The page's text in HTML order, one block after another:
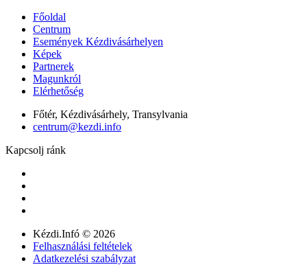
Főoldal
Centrum
Események Kézdivásárhelyen
Képek
Partnerek
Magunkról
Elérhetőség
Főtér, Kézdivásárhely, Transylvania
centrum@kezdi.info
Kapcsolj ránk
Kézdi.Infó © 2026
Felhasználási feltételek
Adatkezelési szabályzat